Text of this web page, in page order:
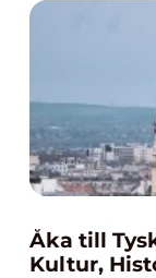
Åka till
Kultur,